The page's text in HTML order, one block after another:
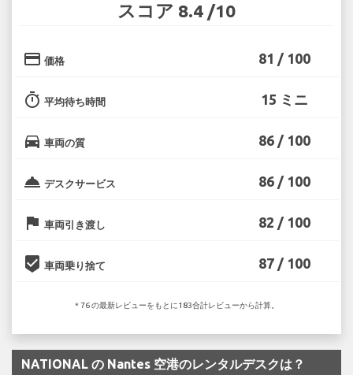
スコア 8.4 /10
credit_card 価格 81 / 100
timer 平均待ち時間 15 ミニ
directions_car 車両の質 86 / 100
room_service デスクサービス 86 / 100
flag 車両引き渡し 82 / 100
beenhere 車両乗り捨て 87 / 100
* 76 の最新レビューをもとに183合計レビューから計算。
NATIONAL の Nantes 空港のレンタルデスクは？